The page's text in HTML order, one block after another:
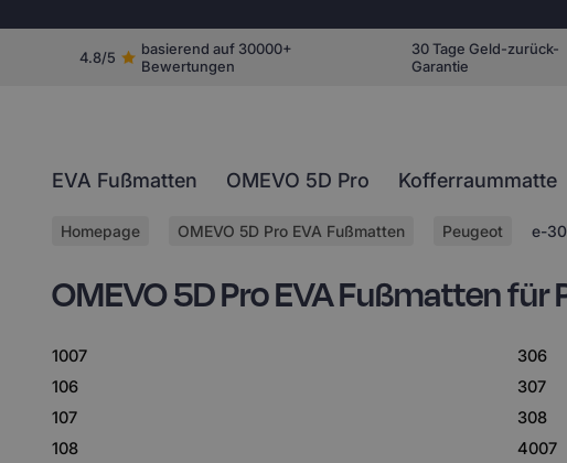
4.8/5
basierend auf 30000+
Bewertungen
30 Tage Geld-zurück-
Garantie
EVA Fußmatten OMEVO 5D Pro Kofferraummatte
Homepage OMEVO 5D Pro EVA Fußmatten Peugeot e-
OMEVO 5D Pro EVA Fußmatten für
1007
106
107
108
306
307
308
4007